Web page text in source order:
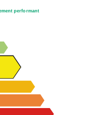
performant